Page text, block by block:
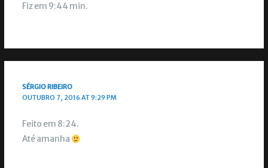
Fiz em 9:44 min.
SÉRGIO RIBEIRO
OUTUBRO 7, 2016 AT 9:29 PM
Feito em 8:24.
Até amanha